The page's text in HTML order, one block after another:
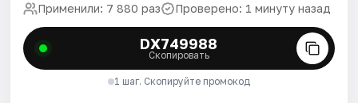
Применили: 7 880 раз Проверено: 1 минуту назад
DX749988
Скопировать
1 шаг. Скопируйте промокод